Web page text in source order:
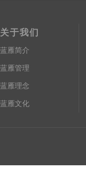
关于我们
蓝雁简介
蓝雁管理
蓝雁理念
蓝雁文化